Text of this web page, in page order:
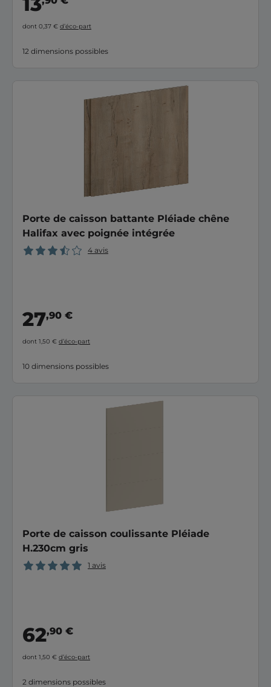
dont 0,37 € d’éco-part
12 dimensions possibles
Porte de caisson battante Pléiade chêne
Halifax avec poignée intégrée
4 avis
27,90 €
dont 1,50 € d’éco-part
10 dimensions possibles
Porte de caisson coulissante Pléiade
H.230cm gris
1 avis
62,90 €
dont 1,50 € d’éco-part
2 dimensions possibles